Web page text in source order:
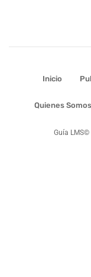
Inicio
Quienes Somos
Guía LMS©